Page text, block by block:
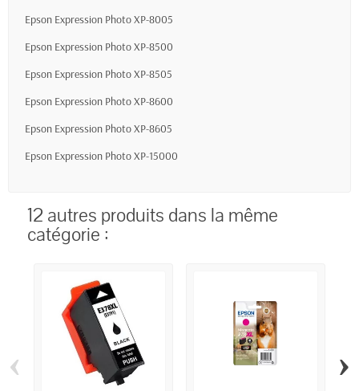
Epson Expression Photo XP-8005
Epson Expression Photo XP-8500
Epson Expression Photo XP-8505
Epson Expression Photo XP-8600
Epson Expression Photo XP-8605
Epson Expression Photo XP-15000
12 autres produits dans la même
catégorie :
‹ ›